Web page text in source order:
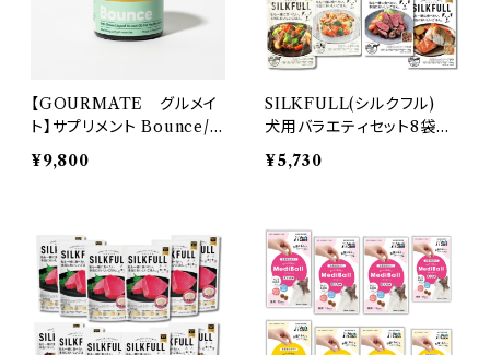
【GOURMATE グルメイ
ト】サプリメント Bounce/バ
ウンス 関節･脳機能サポー
ト 犬猫用
¥9,800
SILKFULL(シルクフル)
犬用バラエティセット8袋
腎臓ケア 腎臓病 デトッ
クス⭐メール便送料無料⭐
¥5,730